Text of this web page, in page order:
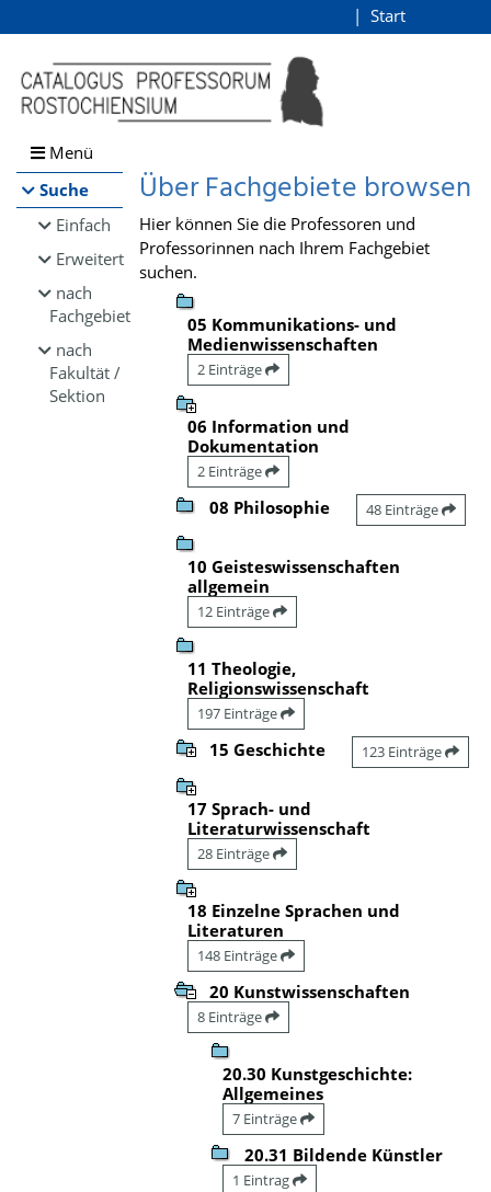
Browsen
direkt zum Inhalt
Start
Menü
Suche
Einfach
Erweitert
nach
Fachgebiet
nach
Fakultät /
Sektion
Über Fachgebiete browsen
Hier können Sie die Professoren und
Professorinnen nach Ihrem Fachgebiet
suchen.
05 Kommunikations- und
Medienwissenschaften
2 Einträge
06 Information und
Dokumentation
2 Einträge
08 Philosophie 48 Einträge
10 Geisteswissenschaften
allgemein
12 Einträge
11 Theologie,
Religionswissenschaft
197 Einträge
15 Geschichte 123 Einträge
17 Sprach- und
Literaturwissenschaft
28 Einträge
18 Einzelne Sprachen und
Literaturen
148 Einträge
20 Kunstwissenschaften
8 Einträge
20.30 Kunstgeschichte:
Allgemeines
7 Einträge
20.31 Bildende Künstler
1 Eintrag